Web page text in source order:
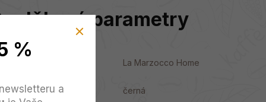
parametry
La Marzocco Home
Barva: černá
%
a